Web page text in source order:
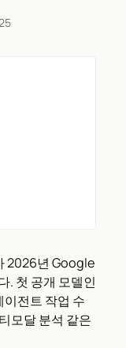
2026년 Google
. 첫 공개 모델인
전트 작업 수
모달 분석 같은